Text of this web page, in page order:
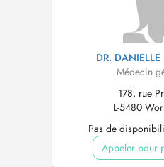
DR. DANIELLE
Médecin
178, rue
L-5480
Pas de
Appeler pour